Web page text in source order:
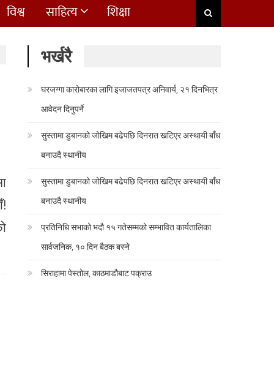
विश्व साहित्य शिक्षा
भर्खरै
घरजग्गा कारोबारका लागि इजाजतपत्र अनिवार्य, २१ दिनभित्र
आवेदन दिनुपर्ने
सुस्तामा डुबानको जोखिम बढेपछि दिनरात खटिएर अस्थायी बाँध
बनाउदै स्थानीय
सुस्तामा डुबानको जोखिम बढेपछि दिनरात खटिएर अस्थायी बाँध
बनाउदै स्थानीय
प्रतिनिधि सभाको भदौ १५ गतेसम्मको सम्भावित कार्यतालिका
सार्वजनिक, १० दिन बैठक बस्ने
सिराहामा पेस्तोल, काठमाडौबाट पक्राउ